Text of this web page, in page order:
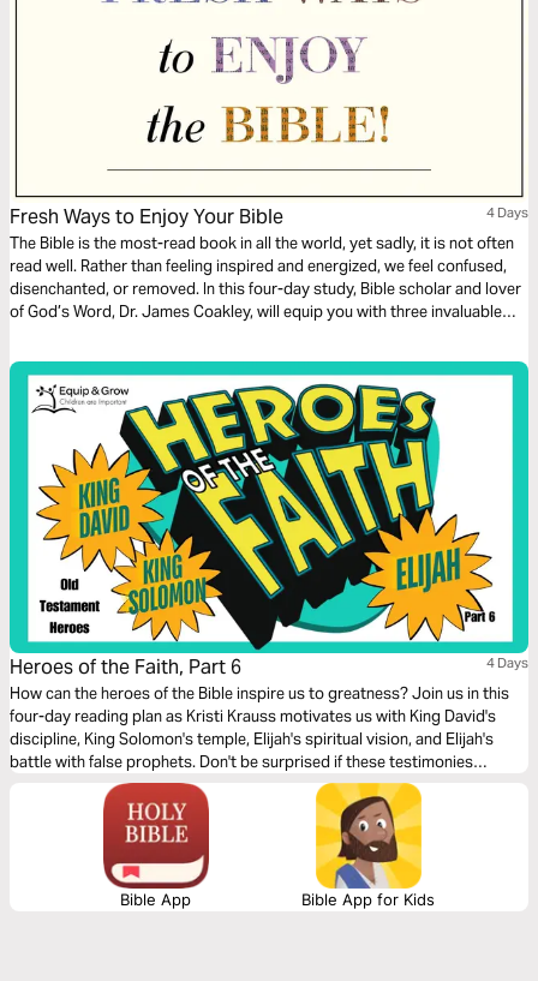
Fresh Ways to Enjoy Your Bible 4 Days
The Bible is the most-read book in all the world, yet sadly, it is not often
read well. Rather than feeling inspired and energized, we feel confused,
disenchanted, or removed. In this four-day study, Bible scholar and lover
of God’s Word, Dr. James Coakley, will equip you with three invaluable
Word and bring your Scripture reading to life.
Heroes of the Faith, Part 6 4 Days
How can the heroes of the Bible inspire us to greatness? Join us in this
four-day reading plan as Kristi Krauss motivates us with King David's
discipline, King Solomon's temple, Elijah's spiritual vision, and Elijah's
battle with false prophets. Don't be surprised if these testimonies
transform your life.
Bible App Bible App for Kids